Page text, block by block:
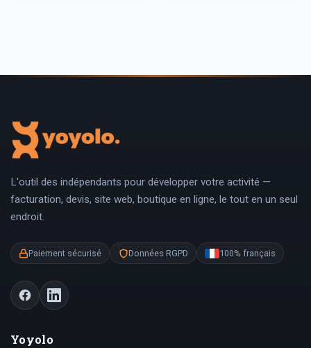
L'outil des indépendants pour développer votre activité —
facturation, devis, site web, boutique en ligne, le tout en un seul
endroit.
Paiement sécurisé Données RGPD 100% français
Yoyolo